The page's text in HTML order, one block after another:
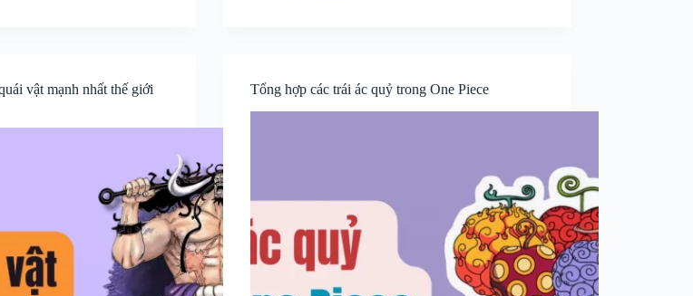
vật mạnh nhất thế giới
Tổng hợp các trái ác quỷ trong One Piece